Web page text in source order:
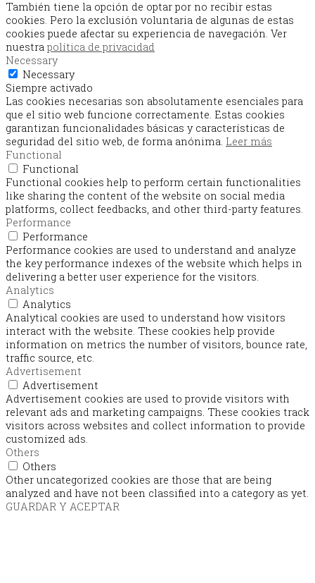
También tiene la opción de optar por no recibir estas
cookies. Pero la exclusión voluntaria de algunas de estas
cookies puede afectar su experiencia de navegación. Ver
nuestra política de privacidad
Necessary
Necessary
Siempre activado
Las cookies necesarias son absolutamente esenciales para
que el sitio web funcione correctamente. Estas cookies
garantizan funcionalidades básicas y características de
seguridad del sitio web, de forma anónima. Leer más
Functional
Functional
Functional cookies help to perform certain functionalities
like sharing the content of the website on social media
platforms, collect feedbacks, and other third-party features.
Performance
Performance
Performance cookies are used to understand and analyze
the key performance indexes of the website which helps in
delivering a better user experience for the visitors.
Analytics
Analytics
Analytical cookies are used to understand how visitors
interact with the website. These cookies help provide
information on metrics the number of visitors, bounce rate,
traffic source, etc.
Advertisement
Advertisement
Advertisement cookies are used to provide visitors with
relevant ads and marketing campaigns. These cookies track
visitors across websites and collect information to provide
customized ads.
Others
Others
Other uncategorized cookies are those that are being
analyzed and have not been classified into a category as yet.
GUARDAR Y ACEPTAR